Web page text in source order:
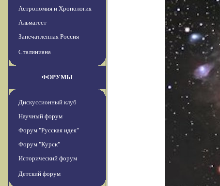
Астрономия и Хронология
Альмагест
Запечатленная Россия
Сталиниана
ФОРУМЫ
Дискуссионный клуб
Научный форум
Форум "Русская идея"
Форум "Курск"
Исторический форум
Детский форум